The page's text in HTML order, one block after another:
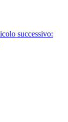
successivo: